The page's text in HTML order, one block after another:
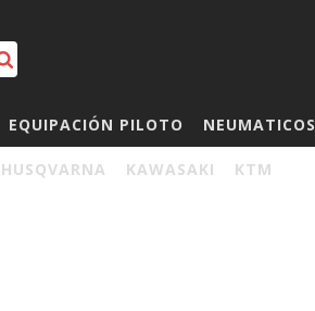
EQUIPACIÓN PILOTO NEUMATICOS
HUSQVARNA KAWASAKI KTM